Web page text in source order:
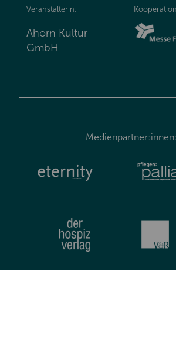
Veranstalterin:
Ahorn Kultur
GmbH
Medienpartner:innen: